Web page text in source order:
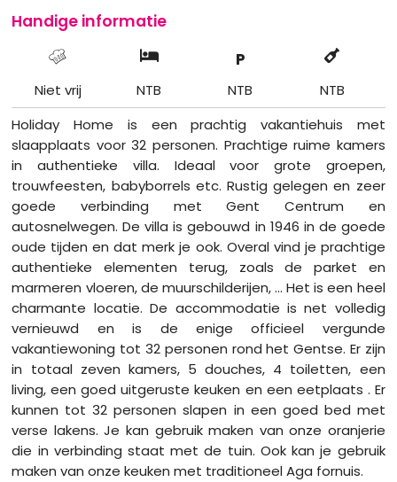
Handige informatie
Niet vrij NTB
P
NTB
NTB
Holiday Home is een prachtig vakantiehuis met
slaapplaats voor 32 personen. Prachtige ruime kamers
in authentieke villa. Ideaal voor grote groepen,
trouwfeesten, babyborrels etc. Rustig gelegen en zeer
goede verbinding met Gent Centrum en
autosnelwegen. De villa is gebouwd in 1946 in de goede
oude tijden en dat merk je ook. Overal vind je prachtige
authentieke elementen terug, zoals de parket en
marmeren vloeren, de muurschilderijen, ... Het is een heel
charmante locatie. De accommodatie is net volledig
vernieuwd en is de enige officieel vergunde
vakantiewoning tot 32 personen rond het Gentse. Er zijn
in totaal zeven kamers, 5 douches, 4 toiletten, een
living, een goed uitgeruste keuken en een eetplaats . Er
kunnen tot 32 personen slapen in een goed bed met
verse lakens. Je kan gebruik maken van onze oranjerie
die in verbinding staat met de tuin. Ook kan je gebruik
maken van onze keuken met traditioneel Aga fornuis.